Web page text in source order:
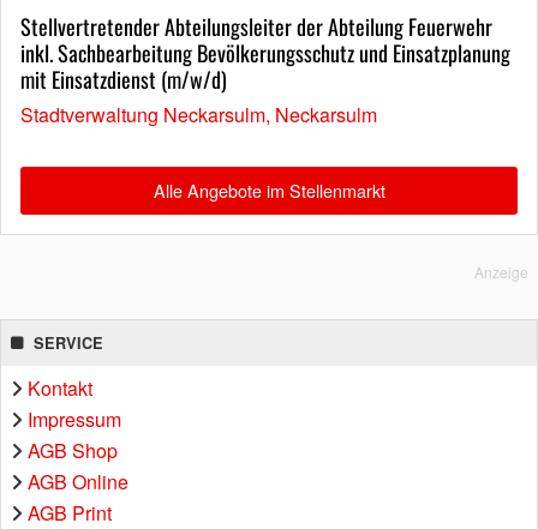
Stellvertretender Abteilungsleiter der Abteilung Feuerwehr
inkl. Sachbearbeitung Bevölkerungsschutz und Einsatzplanung
mit Einsatzdienst (m/w/d)
Stadtverwaltung Neckarsulm, Neckarsulm
Alle Angebote im Stellenmarkt
Anzeige
SERVICE
Kontakt
Impressum
AGB Shop
AGB Online
AGB Print